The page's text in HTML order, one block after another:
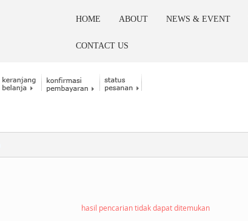
HOME ABOUT NEWS & EVENT
CONTACT US
hasil pencarian tidak dapat ditemukan